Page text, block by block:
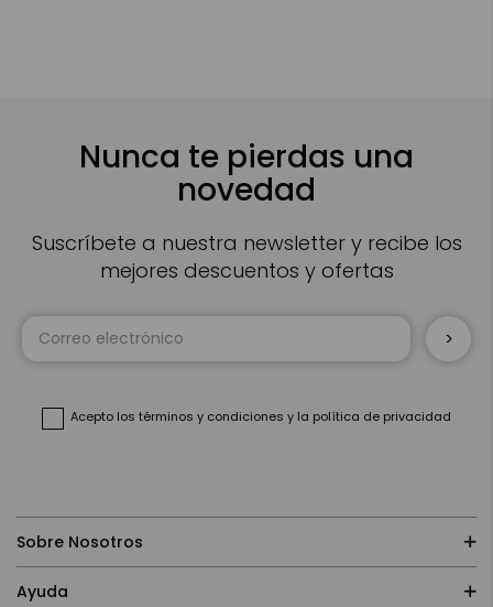
Nunca te pierdas una
novedad
Suscríbete a nuestra newsletter y recibe los
mejores descuentos y ofertas
Acepto los términos y condiciones y la política de privacidad
Sobre Nosotros
Ayuda